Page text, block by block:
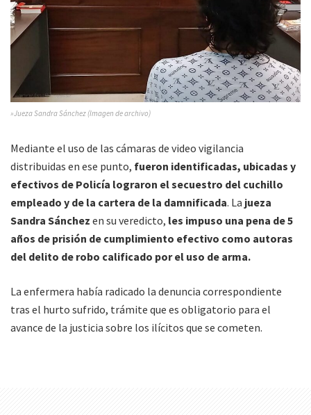
»Jueza Sandra Sánchez (Imagen de archivo)
Mediante el uso de las cámaras de video vigilancia
distribuidas en ese punto, fueron identificadas, ubicadas y
efectivos de Policía lograron el secuestro del cuchillo
empleado y de la cartera de la damnificada. La jueza
Sandra Sánchez en su veredicto, les impuso una pena de 5
años de prisión de cumplimiento efectivo como autoras
del delito de robo calificado por el uso de arma.
La enfermera había radicado la denuncia correspondiente
tras el hurto sufrido, trámite que es obligatorio para el
avance de la justicia sobre los ilícitos que se cometen.